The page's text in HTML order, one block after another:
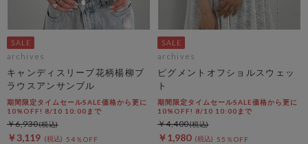
archives
キャンディスリーブ花柄楊柳ブ
ラウスアンサンブル
期間限定タイムセールSALE価格から更に
10%OFF! 8/10 10:00まで
￥3,119 54％OFF
￥6,930
archives
ピグメントオフショルスウェッ
ト
期間限定タイムセールSALE価格から更に
10%OFF! 8/10 10:00まで
￥1,980 55％OFF
￥4,400